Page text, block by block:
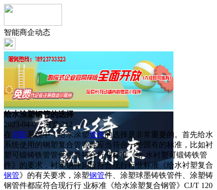
智能商企动态
给水涂塑钢管的选择
2023-04-07 浏览:212
在消防系统中，给水涂塑管件的选择是非常重要的。首先给水
系统使用的钢塑复合管管件应当符合一些固有的标准，比如衬
塑可锻铸铁管管件需要符合行业标准《给 水衬塑可锻铸铁管
件》的要求，衬塑钢件则应符合现行行业标准《给水衬塑复合
钢管》的有关要求，涂塑钢管件、涂塑球墨铸铁管件、涂塑铸
钢管件都应符合现行行 业标准《给水涂塑复合钢管》CJ/T 120